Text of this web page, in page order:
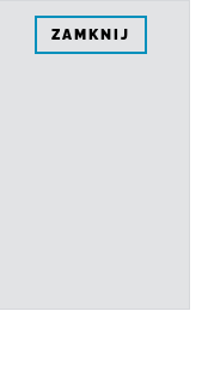
ZAMKNIJ